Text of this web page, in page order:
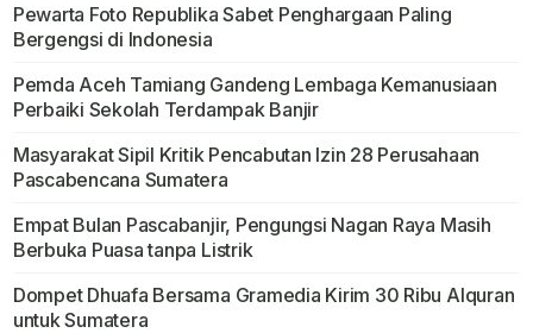
Pewarta Foto Republika Sabet Penghargaan Paling
Bergengsi di Indonesia
Pemda Aceh Tamiang Gandeng Lembaga Kemanusiaan
Perbaiki Sekolah Terdampak Banjir
Masyarakat Sipil Kritik Pencabutan Izin 28 Perusahaan
Pascabencana Sumatera
Empat Bulan Pascabanjir, Pengungsi Nagan Raya Masih
Berbuka Puasa tanpa Listrik
Dompet Dhuafa Bersama Gramedia Kirim 30 Ribu Alquran
untuk Sumatera